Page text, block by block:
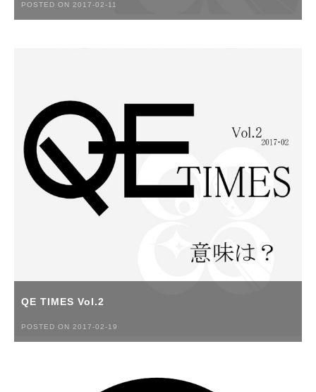
POSTED ON 2017-02-11
QE TIMES Vol.2
POSTED ON 2017-02-19